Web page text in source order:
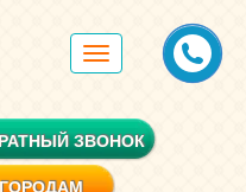
Toggle
navigation
ЗВОНОК